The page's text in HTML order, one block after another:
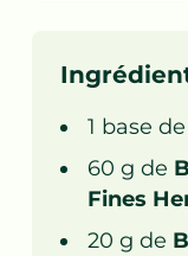
1 base
60 g de
Fines
20 g de